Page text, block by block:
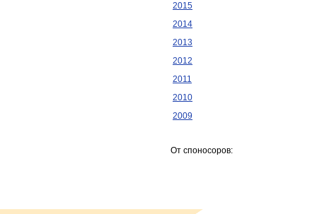
2015
2014
2013
2012
2011
2010
2009
От споносоров: